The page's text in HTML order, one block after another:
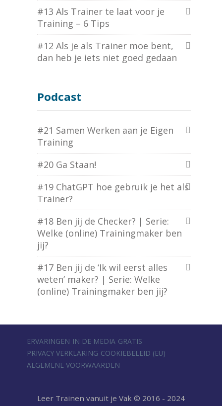
#13 Als Trainer te laat voor je
Training – 6 Tips
#12 Als je als Trainer moe bent,
dan heb je iets niet goed gedaan
Podcast
#21 Samen Werken aan je Eigen
Training
#20 Ga Staan!
#19 ChatGPT hoe gebruik je het als
Trainer?
#18 Ben jij de Checker? | Serie:
Welke (online) Trainingmaker ben
jij?
#17 Ben jij de ‘Ik wil eerst alles
weten’ maker? | Serie: Welke
(online) Trainingmaker ben jij?
ERVARINGEN IN DE MEDIA GRATIS
PRIVACY VERKLARING COOKIEBELEID (EU)
ALGEMENE VOORWAARDEN
Leer Trainen vanuit je Vak © 2016 - 2024